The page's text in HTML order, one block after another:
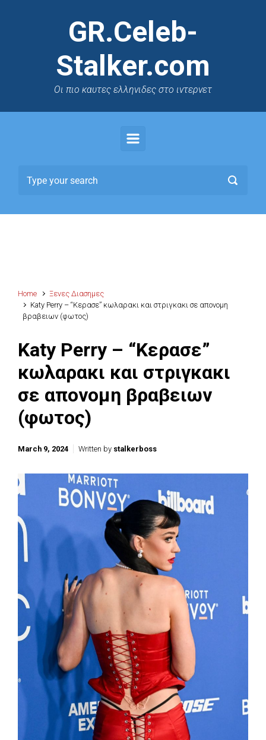
GR.Celeb-
Stalker.com
Oι πιο καυτες ελληνιδες στο ιντερνετ
Home
Ξενες Διασημες
Katy Perry – “Κερασε” κωλαρακι και στριγκακι σε απονομη
βραβειων (φωτος)
Katy Perry – “Κερασε”
κωλαρακι και στριγκακι
σε απονομη βραβειων
(φωτος)
March 9, 2024 Written by stalkerboss